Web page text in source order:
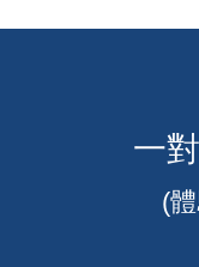
一
(